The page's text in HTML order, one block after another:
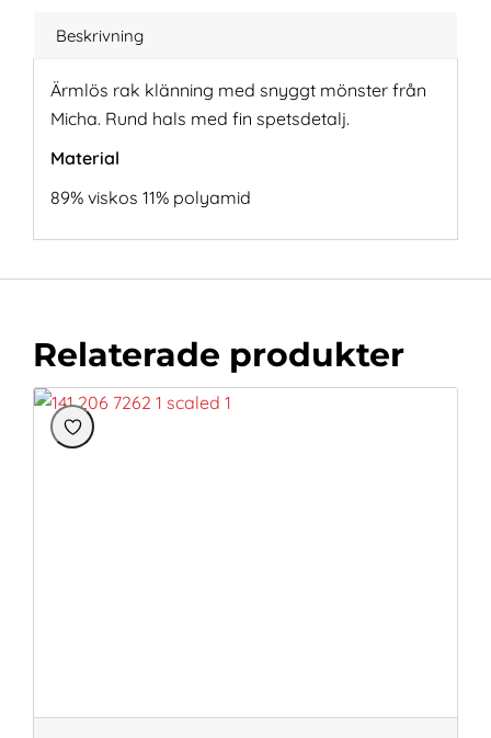
Beskrivning
Ärmlös rak klänning med snyggt mönster från
Micha. Rund hals med fin spetsdetalj.
Material
89% viskos 11% polyamid
Relaterade produkter